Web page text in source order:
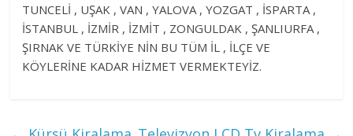
TUNCELİ , UŞAK , VAN , YALOVA , YOZGAT , İSPARTA ,
İSTANBUL , İZMİR , İZMİT , ZONGULDAK , ŞANLIURFA ,
ŞIRNAK VE TÜRKİYE NİN BU TÜM İL , İLÇE VE
KÖYLERİNE KADAR HİZMET VERMEKTEYİZ.